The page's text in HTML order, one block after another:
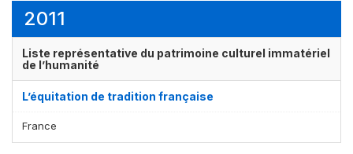
2011
Liste représentative du patrimoine culturel immatériel
de l’humanité
L’équitation de tradition française
France